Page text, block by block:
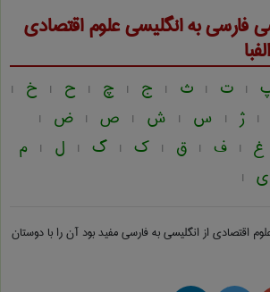
به انگلیسیعلوم اقتصادی
| ت | ث | ج | چ | ح | خ |
| ژ | س | ش | ص | ض |
غ | ف | ق | ک | گ | ل | م
ی |
اقتصادی از انگلیسی به فارسیمفید بود آن را با دوستان